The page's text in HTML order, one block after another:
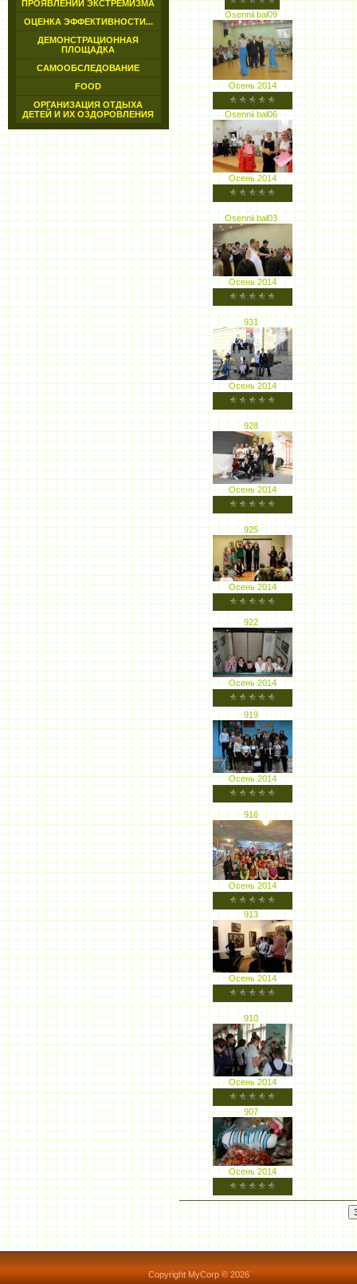
ПРОЯВЛЕНИЙ ЭКСТРЕМИЗМА
ОЦЕНКА ЭФФЕКТИВНОСТИ...
ДЕМОНСТРАЦИОННАЯ
ПЛОЩАДКА
САМООБСЛЕДОВАНИЕ
FOOD
ОРГАНИЗАЦИЯ ОТДЫХА
ДЕТЕЙ И ИХ ОЗДОРОВЛЕНИЯ
Osennii bal09
Осень 2014
Osennii bal06
Осень 2014
Osennii bal03
Осень 2014
931
Осень 2014
928
Осень 2014
925
Осень 2014
922
Осень 2014
919
Осень 2014
916
Осень 2014
913
Осень 2014
910
Осень 2014
907
Осень 2014
Copyright MyCorp © 2026